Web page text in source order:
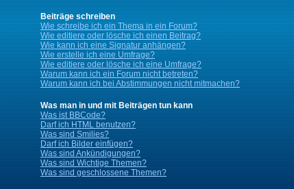
Beiträge schreiben
Wie schreibe ich ein Thema in ein Forum?
Wie editiere oder lösche ich einen Beitrag?
Wie kann ich eine Signatur anhängen?
Wie erstelle ich eine Umfrage?
Wie editiere oder lösche ich eine Umfrage?
Warum kann ich ein Forum nicht betreten?
Warum kann ich bei Abstimmungen nicht mitmachen?
Was man in und mit Beiträgen tun kann
Was ist BBCode?
Darf ich HTML benutzen?
Was sind Smilies?
Darf ich Bilder einfügen?
Was sind Ankündigungen?
Was sind Wichtige Themen?
Was sind geschlossene Themen?